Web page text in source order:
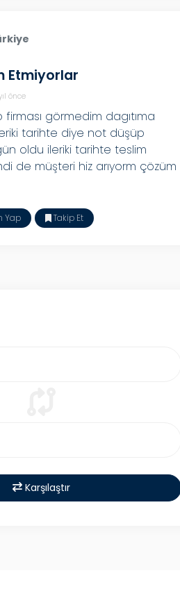
Etmiyorlar
önce
görmedim dagıtıma
tarihte diye not düşüp
oldu ileriki tarihte teslim
de müşteri hiz arıyorm çözüm
Yap Takip Et
Karşılaştır